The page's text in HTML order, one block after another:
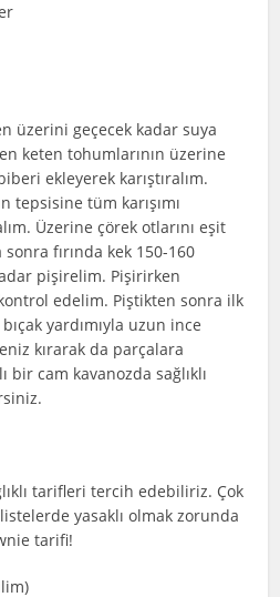
üzerini geçecek kadar suya
keten tohumlarının üzerine
ekleyerek karıştıralım.
tepsisine tüm karışımı
Üzerine çörek otlarını eşit
fırında kek 150-160
pişirelim. Pişirirken
edelim. Piştikten sonra ilk
yardımıyla uzun ince
kırarak da parçalara
bir cam kavanozda sağlıklı
tarifleri tercih edebiliriz. Çok
yasaklı olmak zorunda
tarifi!